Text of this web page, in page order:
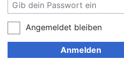
Angemeldet bleiben
Anmelden